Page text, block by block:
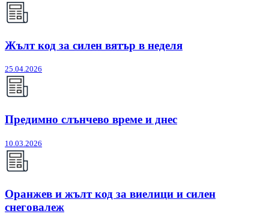
Жълт код за силен вятър в неделя
25.04.2026
Предимно слънчево време и днес
10.03.2026
Оранжев и жълт код за виелици и силен
снеговалеж